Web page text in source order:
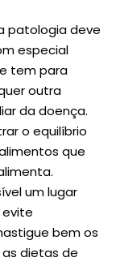
patologia deve
especial
tem para
outra
da doença.
o equilíbrio
que
um lugar
bem os
dietas de